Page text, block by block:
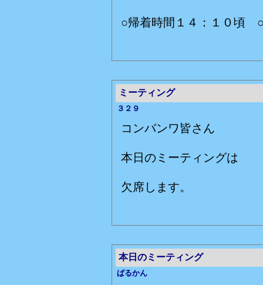
○帰着時間１４：１０頃
ミーティング
３２９
コンバンワ皆さん
本日のミーティングは
欠席します。
本日のミーティング
ばるかん